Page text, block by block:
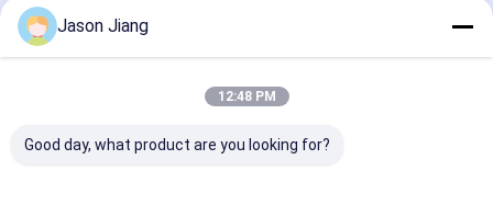
บ้าน เกี่ยวกับเรา
ไฟ LED ป้องกันการระเบิดโรงงานในประเทศจีน.Copyright ©
2025 crown extra lighting co. ltd. All Rights Reserved.
Jason Jiang
12:48 PM
Good day, what product are you looking for?